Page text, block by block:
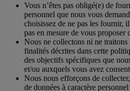
Vous n’êtes pas obligé(e) de
personnel que nous vous
choisissez de ne pas les fournir,
pas en mesure de vous proposer
Nous ne collectons ni ne traitons
finalités décrites dans cette
des objectifs spécifiques que
et/ou auxquels vous avez
Nous nous efforçons de
de données à caractère personnel